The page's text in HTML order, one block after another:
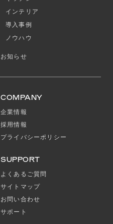
インテリア
導入事例
ノウハウ
お知らせ
COMPANY
企業情報
採用情報
プライバシーポリシー
SUPPORT
よくあるご質問
サイトマップ
お問い合わせ
サポート